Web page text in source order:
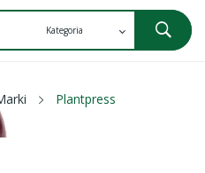
Plantpress